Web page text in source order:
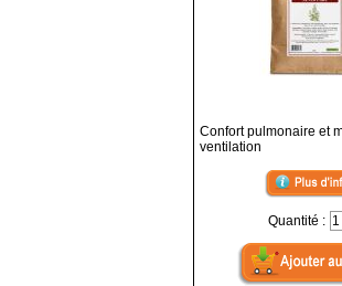
Confort pulmonaire et
ventilation
Quantité :